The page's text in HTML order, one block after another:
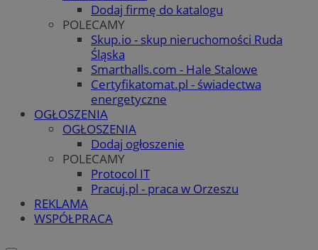
Dodaj firmę do katalogu
POLECAMY
Skup.io - skup nieruchomości Ruda
Śląska
Smarthalls.com - Hale Stalowe
Certyfikatomat.pl - świadectwa
energetyczne
OGŁOSZENIA
OGŁOSZENIA
Dodaj ogłoszenie
POLECAMY
Protocol IT
Pracuj.pl - praca w Orzeszu
REKLAMA
WSPÓŁPRACA